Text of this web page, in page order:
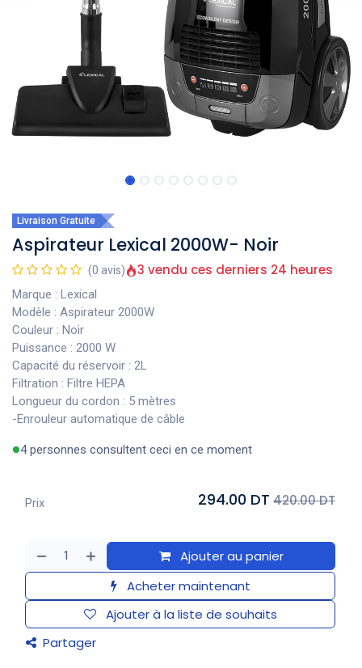
Livraison Gratuite
Aspirateur Lexical 2000W- Noir
(0 avis) 3 vendu ces derniers 24 heures
Marque : Lexical
Modèle : Aspirateur 2000W
Couleur : Noir
Puissance : 2000 W
Capacité du réservoir : 2L
Filtration : Filtre HEPA
Longueur du cordon : 5 mètres
-Enrouleur automatique de câble
4 personnes consultent ceci en ce moment
Ajouter au panier
Acheter maintenant
Ajouter à la liste de souhaits
Partager
Prix 294.00 DT 420.00 DT